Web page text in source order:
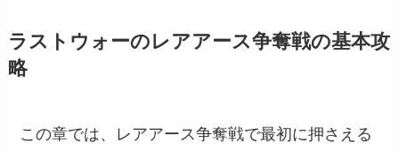
ラストウォーのレアアース争奪戦の基本攻
略
この章では、レアアース争奪戦で最初に押さえる